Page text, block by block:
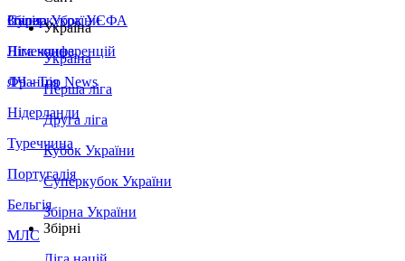
Збірна України
Італія
Німеччина
Франція
Нідерланди
Туреччина
Португалія
Бельгія
МЛС
Суперкубок УЄФА
Ліга конференцій
ЛЧ - Top News
Україна
Україна
Перша ліга
Друга ліга
Кубок України
Суперкубок України
Збірна України
Збірні